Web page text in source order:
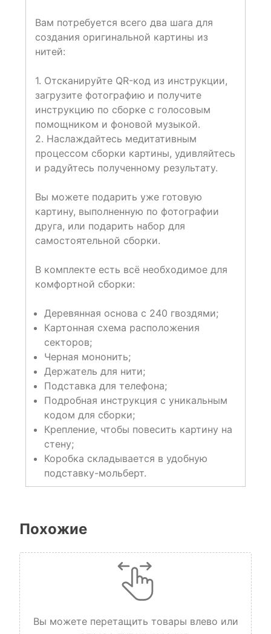
Вам потребуется всего два шага для
создания оригинальной картины из
нитей:
1. Отсканируйте QR-код из инструкции,
загрузите фотографию и получите
инструкцию по сборке с голосовым
помощником и фоновой музыкой.
2. Наслаждайтесь медитативным
процессом сборки картины, удивляйтесь
и радуйтесь полученному результату.
Вы можете подарить уже готовую
картину, выполненную по фотографии
друга, или подарить набор для
самостоятельной сборки.
В комплекте есть всё необходимое для
комфортной сборки:
Деревянная основа с 240 гвоздями;
Картонная схема расположения
секторов;
Черная мононить;
Держатель для нити;
Подставка для телефона;
Подробная инструкция с уникальным
кодом для сборки;
Крепление, чтобы повесить картину на
стену;
Коробка складывается в удобную
подставку-мольберт.
Похожие
Вы можете перетащить товары влево или